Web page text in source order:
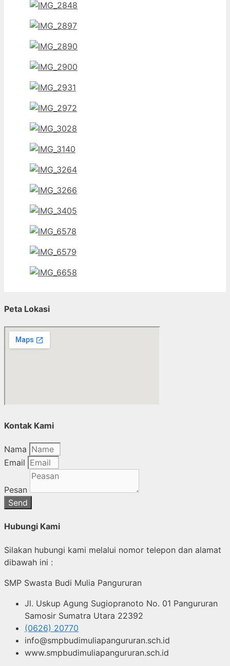
Peta Lokasi
Kontak Kami
Nama
Email
Pesan
Send
Hubungi Kami
Silakan hubungi kami melalui nomor telepon dan alamat
dibawah ini :
SMP Swasta Budi Mulia Pangururan
Jl. Uskup Agung Sugiopranoto No. 01 Pangururan
Samosir Sumatra Utara 22392
(0626) 20770
info@smpbudimuliapangururan.sch.id
www.smpbudimuliapangururan.sch.id